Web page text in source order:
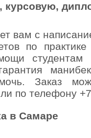
курсовую,
вам с
по
Заказ
по телефону
в Самаре